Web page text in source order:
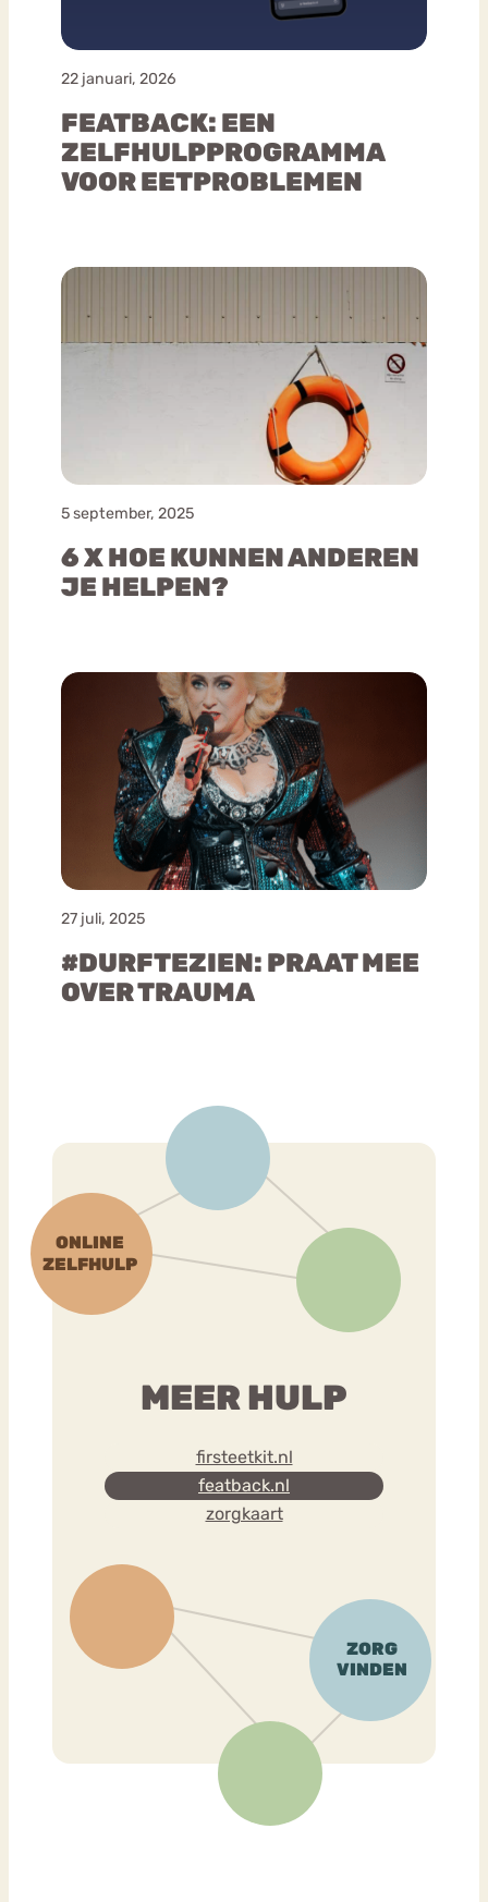
22 januari, 2026
FEATBACK: EEN
ZELFHULPPROGRAMMA
VOOR EETPROBLEMEN
5 september, 2025
6 X HOE KUNNEN ANDEREN
JE HELPEN?
27 juli, 2025
#DURFTEZIEN: PRAAT MEE
OVER TRAUMA
MEER HULP
firsteetkit.nl
featback.nl
zorgkaart